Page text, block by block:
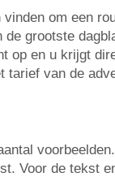
om een
grootste
op en u krijgt
tarief van de
Voor de tekst